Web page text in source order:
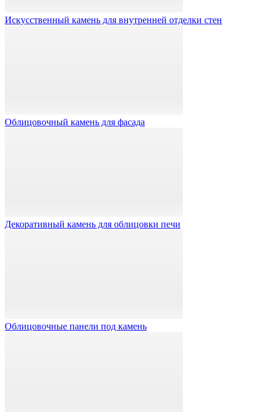
Искусственный камень для внутренней отделки стен
Облицовочный камень для фасада
Декоративный камень для облицовки печи
Облицовочные панели под камень